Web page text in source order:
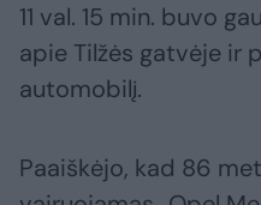
11 val. 15 min. buvo
apie Tilžės gatvėje ir
automobilį.
Paaiškėjo, kad 86